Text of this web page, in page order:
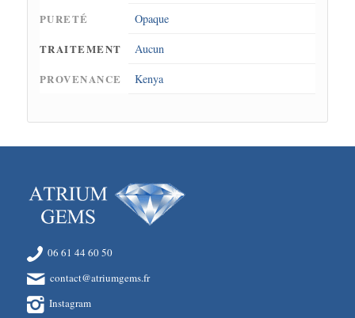
PURETÉ
Opaque
TRAITEMENT
Aucun
PROVENANCE
Kenya
06 61 44 60 50
contact@atriumgems.fr
Instagram